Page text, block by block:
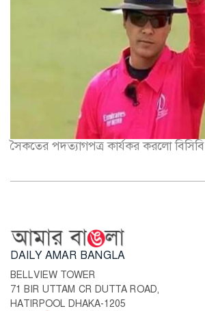
সৈকতের পদত্যাগপত্র কার্যকর করলো বিসিবি
DAILY AMAR BANGLA
BELLVIEW TOWER
71 BIR UTTAM CR DUTTA ROAD,
HATIRPOOL DHAKA-1205